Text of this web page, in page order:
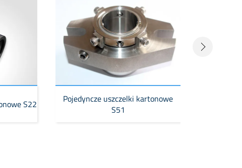
S22
Pojedyncze uszczelki kartonowe
S51